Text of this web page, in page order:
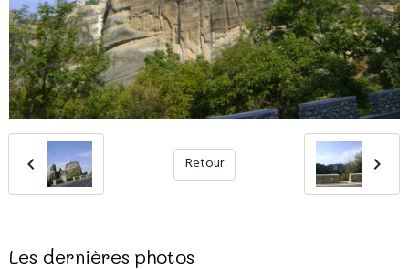
Retour
Les dernières photos